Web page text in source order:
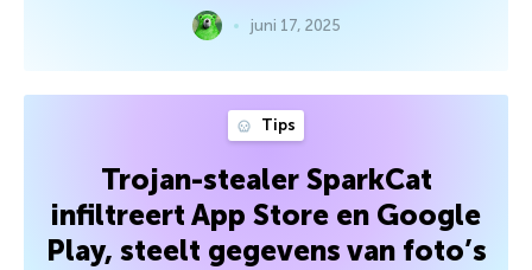
juni 17, 2025
Tips
Trojan-stealer SparkCat
infiltreert App Store en Google
Play, steelt gegevens van foto’s